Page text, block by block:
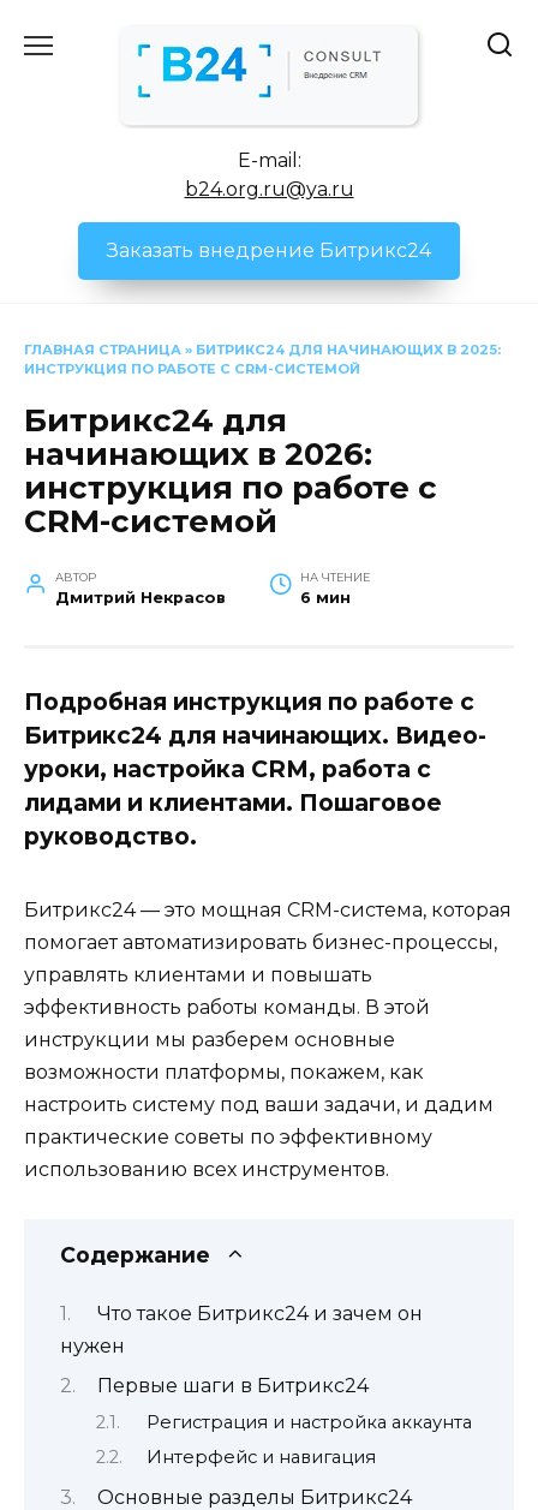
E-mail:
b24.org.ru@ya.ru
Заказать внедрение Битрикс24
ГЛАВНАЯ СТРАНИЦА » БИТРИКС24 ДЛЯ НАЧИНАЮЩИХ В 2025:
ИНСТРУКЦИЯ ПО РАБОТЕ С CRM-СИСТЕМОЙ
Битрикс24 для
начинающих в 2026:
инструкция по работе с
CRM-системой
АВТОР
Дмитрий Некрасов
НА ЧТЕНИЕ
6 мин
Подробная инструкция по работе с
Битрикс24 для начинающих. Видео-
уроки, настройка CRM, работа с
лидами и клиентами. Пошаговое
руководство.
Битрикс24 — это мощная CRM-система, которая
помогает автоматизировать бизнес-процессы,
управлять клиентами и повышать
эффективность работы команды. В этой
инструкции мы разберем основные
возможности платформы, покажем, как
настроить систему под ваши задачи, и дадим
практические советы по эффективному
использованию всех инструментов.
Содержание
Что такое Битрикс24 и зачем он
нужен
Первые шаги в Битрикс24
Регистрация и настройка аккаунта
Интерфейс и навигация
Основные разделы Битрикс24